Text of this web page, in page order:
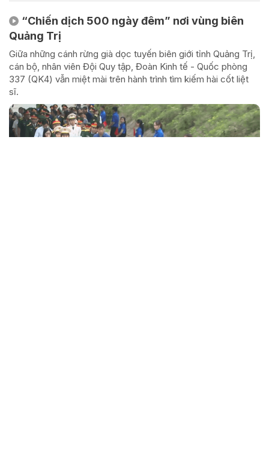
“Chiến dịch 500 ngày đêm” nơi vùng biên
Quảng Trị
Giữa những cánh rừng già dọc tuyến biên giới tỉnh Quảng Trị,
cán bộ, nhân viên Đội Quy tập, Đoàn Kinh tế - Quốc phòng
337 (QK4) vẫn miệt mài trên hành trình tìm kiếm hài cốt liệt
sĩ.